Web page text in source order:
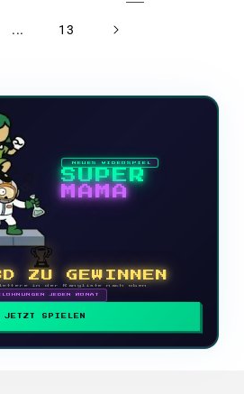
... 13
NEUES VIDEOSPIEL
SUPER
MAMA
🏆
ZU GEWINNEN
in der Rangliste nach oben
JEDEN MONAT
JETZT SPIELEN